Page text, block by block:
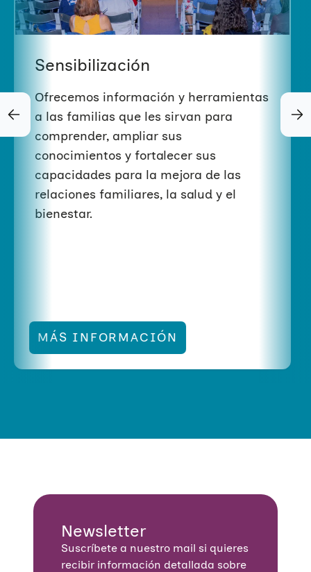
Infancia y adolescencia
Educación Sexual
Formación
Investigación
Trabajo en red
Sala de prensa
Materiales y publicaciones
Eventos
Haz tu donación
Únete a nuestra red
Hazte voluntaria/o
de malos tratos a mujeres
mayores para poder evitarlos.
MÁS INFORMACIÓN
MÁS INFORMACIÓN
dirigida a mujeres migrantes
y racializadas para favorecer
información y los recursos
MÁS INFORMACIÓN
Sensibilización
Ofrecemos información y herramientas
a las familias que les sirvan para
comprender, ampliar sus
conocimientos y fortalecer sus
capacidades para la mejora de las
relaciones familiares, la salud y el
bienestar. ​
MÁS INFORMACIÓN
Newsletter
Suscríbete a nuestro mail si quieres
recibir información detallada sobre